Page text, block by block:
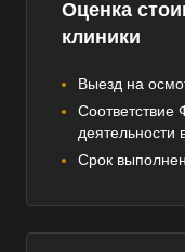
Оценка
клиники
Выезд на
деятельности
Срок